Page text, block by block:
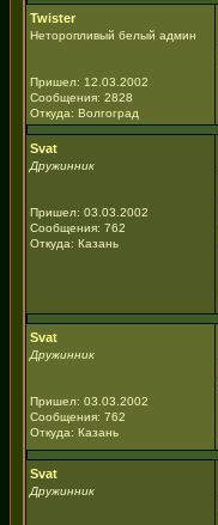
Twister
Неторопливый белый админ
Пришел: 12.03.2002
Сообщения: 2828
Откуда: Волгоград
Svat
Дружинник
Пришел: 03.03.2002
Сообщения: 762
Откуда: Казань
Svat
Дружинник
Пришел: 03.03.2002
Сообщения: 762
Откуда: Казань
Svat
Дружинник